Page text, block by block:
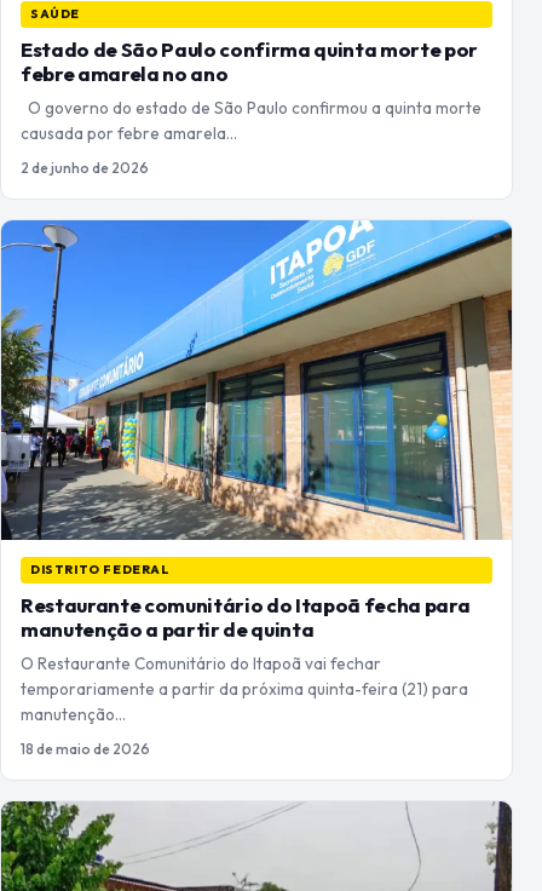
SAÚDE
Estado de São Paulo confirma quinta morte por
febre amarela no ano
O governo do estado de São Paulo confirmou a quinta morte
causada por febre amarela…
2 de junho de 2026
DISTRITO FEDERAL
Restaurante comunitário do Itapoã fecha para
manutenção a partir de quinta
O Restaurante Comunitário do Itapoã vai fechar
temporariamente a partir da próxima quinta-feira (21) para
manutenção…
18 de maio de 2026